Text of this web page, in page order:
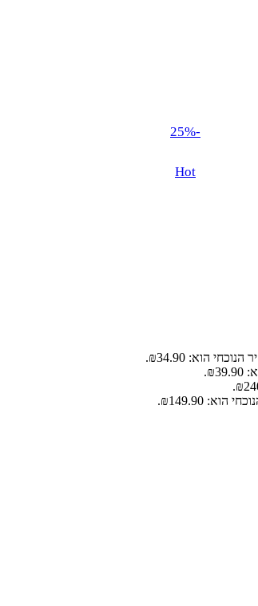
-25%
Hot
הוא: ₪34.90.
הוא: ₪149.90.